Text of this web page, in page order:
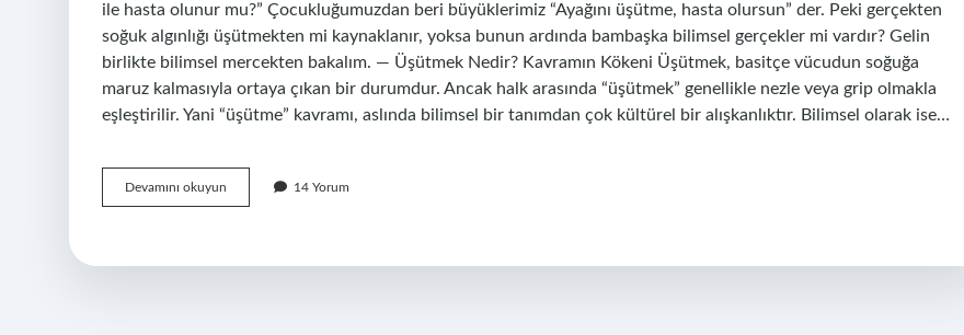
ile hasta olunur mu?” Çocukluğumuzdan beri büyüklerimiz “Ayağını üşütme, hasta olursun” der. Peki gerçekten
soğuk algınlığı üşütmekten mi kaynaklanır, yoksa bunun ardında bambaşka bilimsel gerçekler mi vardır? Gelin
birlikte bilimsel mercekten bakalım. — Üşütmek Nedir? Kavramın Kökeni Üşütmek, basitçe vücudun soğuğa
maruz kalmasıyla ortaya çıkan bir durumdur. Ancak halk arasında “üşütmek” genellikle nezle veya grip olmakla
eşleştirilir. Yani “üşütme” kavramı, aslında bilimsel bir tanımdan çok kültürel bir alışkanlıktır. Bilimsel olarak ise…
Devamını okuyun
ile
mu
14 Yorum